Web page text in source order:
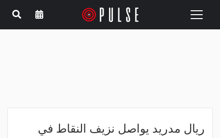
Toggle
ريال مدريد يواصل نزيف النقاط في